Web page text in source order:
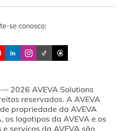
se conosco:
2026 AVEVA Solutions
reservados. A AVEVA
propriedade da AVEVA
os logotipos da AVEVA e os
serviços da AVEVA são